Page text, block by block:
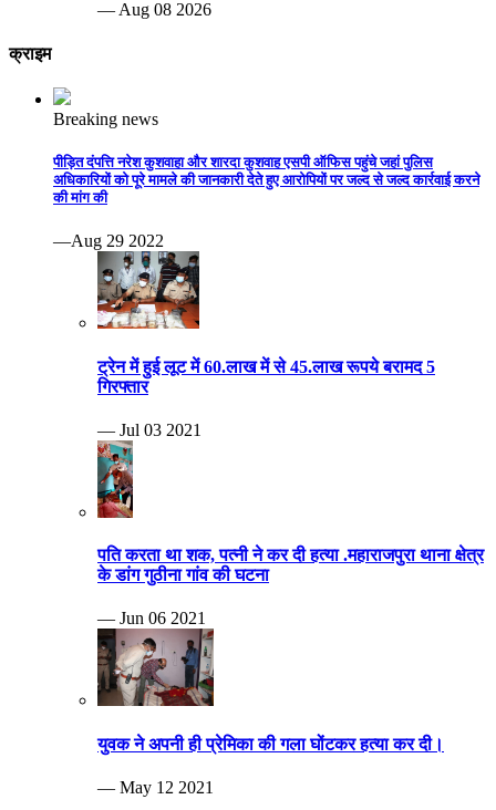
— Aug 08 2026
क्राइम
Breaking news
पीड़ित दंपत्ति नरेश कुशवाहा और शारदा कुशवाह एसपी ऑफिस पहुंचे जहां पुलिस
अधिकारियों को पूरे मामले की जानकारी देते हुए आरोपियों पर जल्द से जल्द कार्रवाई करने
की मांग की
—Aug 29 2022
ट्रेन में हुई लूट में 60.लाख में से 45.लाख रूपये बरामद 5
गिरफ्तार
— Jul 03 2021
पति करता था शक, पत्नी ने कर दी हत्या .महाराजपुरा थाना क्षेत्र
के डांग गुठीना गांव की घटना
— Jun 06 2021
युवक ने अपनी ही प्रेमिका की गला घोंटकर हत्या कर दी।
— May 12 2021